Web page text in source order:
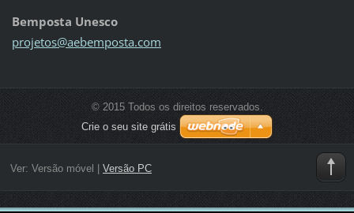
Bemposta Unesco
projetos@aebemposta.com
© 2015 Todos os direitos reservados.
Crie o seu site grátis
Ver: Versão móvel | Versão PC